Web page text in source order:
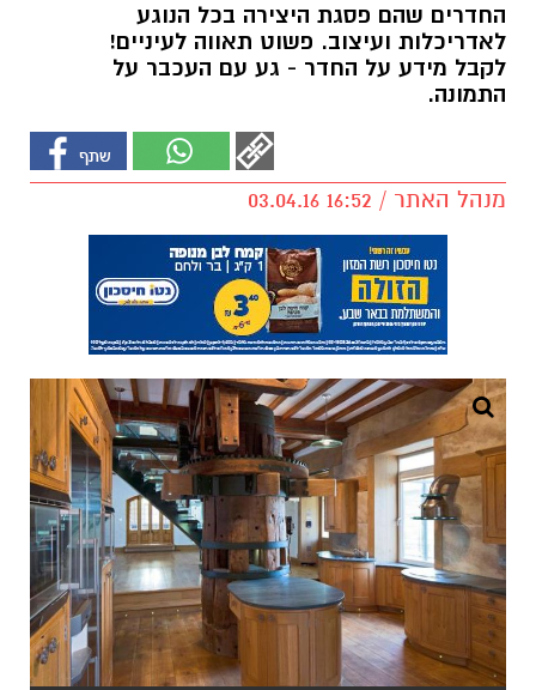
החדרים שהם פסגת היצירה בכל הנוגע
לאדריכלות ועיצוב. פשוט תאווה לעיניים!
לקבל מידע על החדר - גע עם העכבר על
התמונה.
מנהל האתר / 16:52 03.04.16